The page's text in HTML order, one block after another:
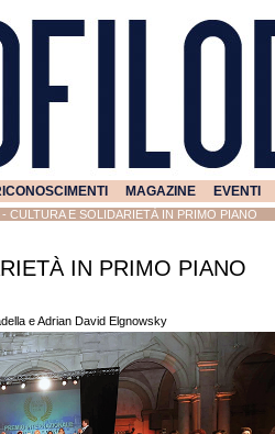
MAGAZINE EVENTI
CULTURA E SOLIDARIETÀ IN PRIMO PIANO
IN PRIMO PIANO
e Adrian David Elgnowsky